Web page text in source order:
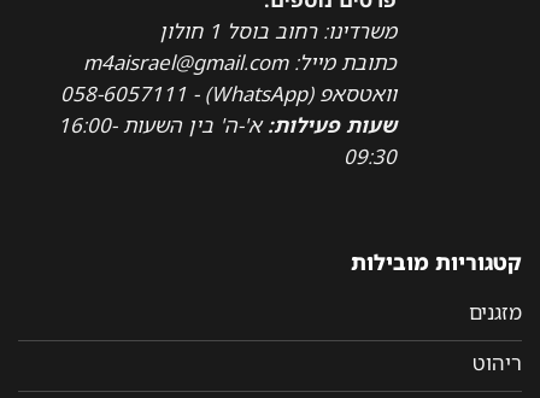
משרדינו: רחוב בוסל 1 חולון
כתובת מייל: m4aisrael@gmail.com
וואטסאפ (WhatsApp) - 058-6057111
שעות פעילות:
א'-ה' בין השעות 16:00-
09:30
קטגוריות מובילות
מזגנים
ריהוט